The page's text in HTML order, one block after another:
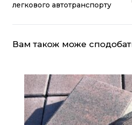
легкового автотранспорту
Вам також може